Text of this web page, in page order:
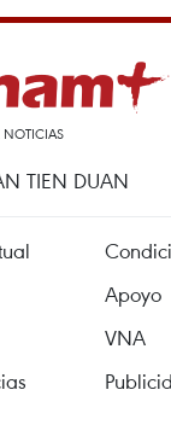
NOTICIAS
TIEN DUAN
Apoyo
VNA